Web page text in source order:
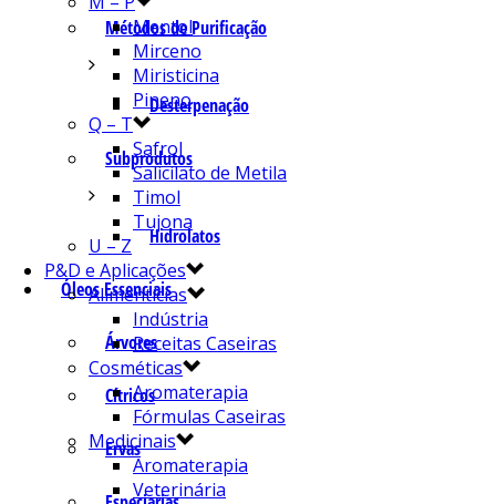
Métodos de Purificação
Desterpenação
Subprodutos
Hidrolatos
Óleos Essenciais
Árvores
Cítricos
Ervas
Mentol
Mirceno
Miristicina
Pineno
Q – T
Safrol
Salicilato de Metila
Timol
Tujona
U – Z
P&D e Aplicações
Alimentícias
Indústria
Receitas Caseiras
Cosméticas
Aromaterapia
Fórmulas Caseiras
Medicinais
Aromaterapia
Veterinária